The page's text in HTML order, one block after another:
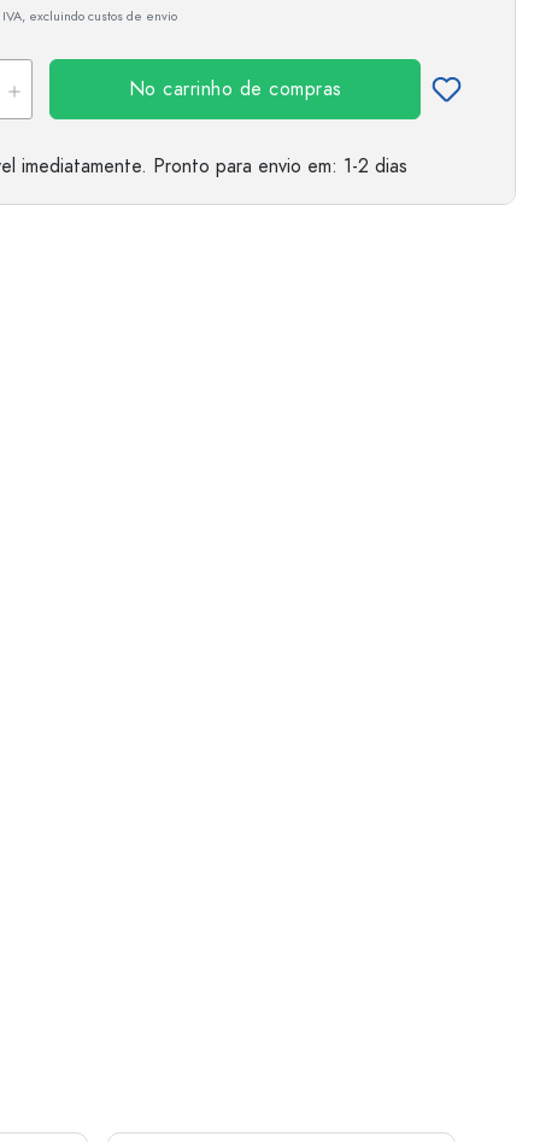
excluindo custos de envio
No carrinho de compras
imediatamente. Pronto para envio em: 1-2 dias